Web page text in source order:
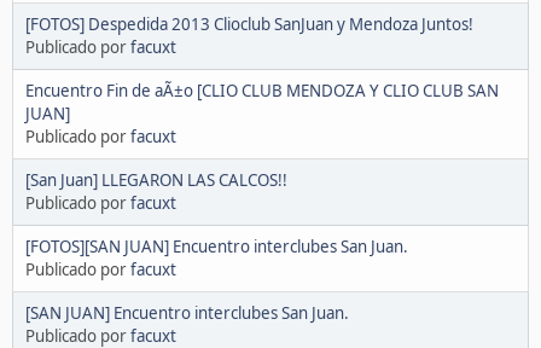
[FOTOS] Despedida 2013 Clioclub SanJuan y Mendoza Juntos!
Publicado porfacuxt
Encuentro Fin de aÃ±o [CLIO CLUB MENDOZA Y CLIO CLUB SAN
JUAN]
Publicado porfacuxt
[San Juan] LLEGARON LAS CALCOS!!
Publicado porfacuxt
[FOTOS][SAN JUAN] Encuentro interclubes San Juan.
Publicado porfacuxt
[SAN JUAN] Encuentro interclubes San Juan.
Publicado porfacuxt